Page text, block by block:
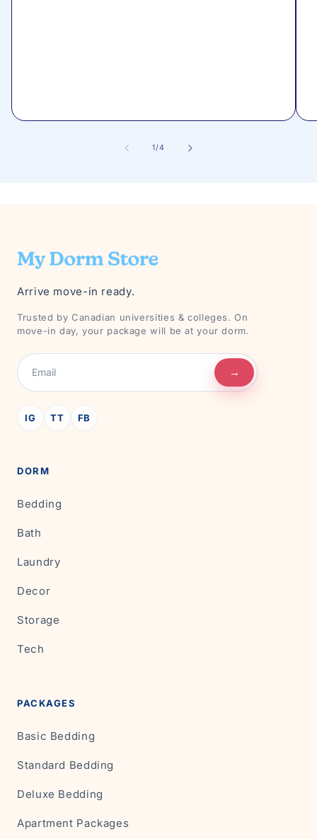
1//4
Arrive move-in ready.
Trusted by Canadian universities & colleges. On
move-in day, your package will be at your dorm.
→
IG TT FB
DORM
Bedding
Bath
Laundry
Decor
Storage
Tech
PACKAGES
Basic Bedding
Standard Bedding
Deluxe Bedding
Apartment Packages